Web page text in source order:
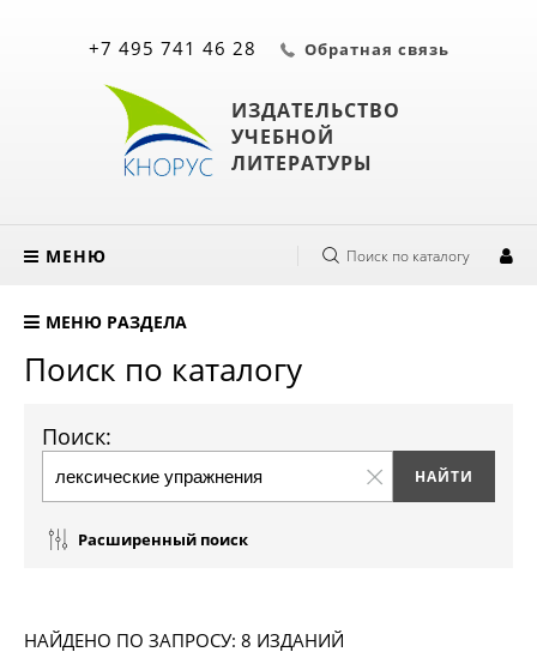
ИЗДАТЕЛЬСТВО
УЧЕБНОЙ
ЛИТЕРАТУРЫ
+7 495 741 46 28 Обратная связь
МЕНЮ Поиск по каталогу
МЕНЮ РАЗДЕЛА
Поиск по каталогу
Поиск:
Расширенный поиск
НАЙДЕНО ПО ЗАПРОСУ: 8 ИЗДАНИЙ